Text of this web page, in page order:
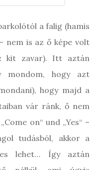
a falig (hamis
nem is az ő képe volt
kit zavar). Itt aztán
mondom, hogy azt
hogy majd a
vár ránk, ő nem
on“ und „Yes“ –
tudásból, akkor a
lehet… Így aztán